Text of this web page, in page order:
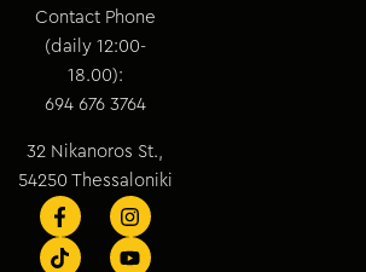
Contact Phone
(daily 12:00-
18.00):
694 676 3764
32 Nikanoros St.,
54250 Thessaloniki